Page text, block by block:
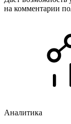
на комментарии
Аналитика